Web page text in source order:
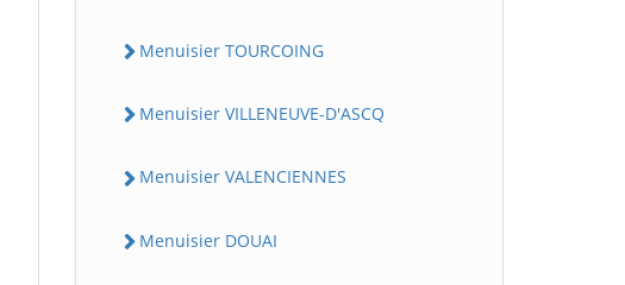
Menuisier TOURCOING
Menuisier VILLENEUVE-D'ASCQ
Menuisier VALENCIENNES
Menuisier DOUAI